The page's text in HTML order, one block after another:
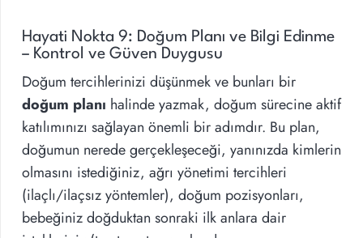
Hayati Nokta 9: Doğum Planı ve Bilgi Edinme
– Kontrol ve Güven Duygusu
Doğum tercihlerinizi düşünmek ve bunları bir
doğum planı halinde yazmak, doğum sürecine aktif
katılımınızı sağlayan önemli bir adımdır. Bu plan,
doğumun nerede gerçekleşeceği, yanınızda kimlerin
olmasını istediğiniz, ağrı yönetimi tercihleri
(ilaçlı/ilaçsız yöntemler), doğum pozisyonları,
bebeğiniz doğduktan sonraki ilk anlara dair